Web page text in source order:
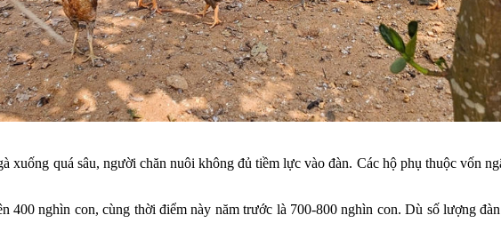
quá sâu, người chăn nuôi không đủ tiềm lực vào đàn. Các hộ phụ thuộc vốn
400 nghìn con, cùng thời điểm này năm trước là 700-800 nghìn con. Dù số lượng